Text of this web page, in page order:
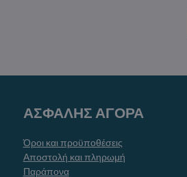
ΑΣΦΑΛΗΣ ΑΓΟΡΑ
Όροι και προϋποθέσεις
Αποστολή και πληρωμή
Παράπονα